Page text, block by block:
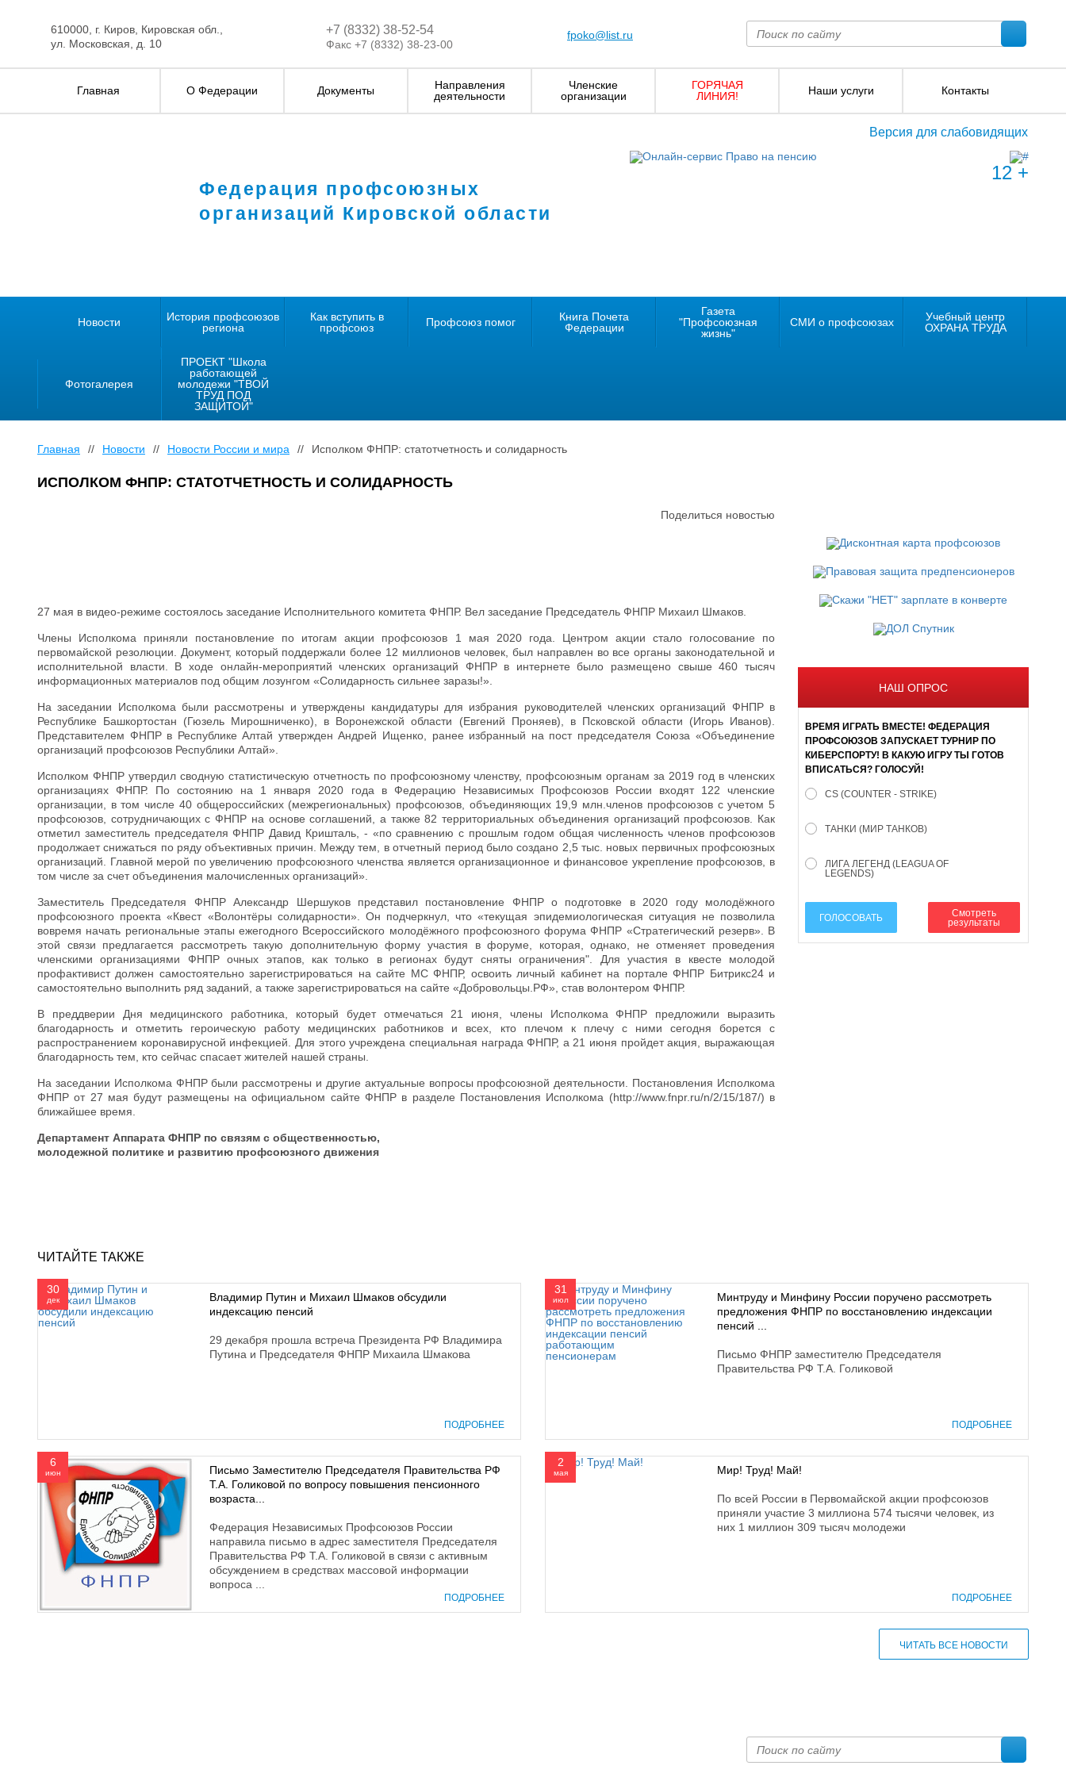
610000, г. Киров, Кировская обл.,
ул. Московская, д. 10
+7 (8332) 38-52-54
Факс +7 (8332) 38-23-00
fpoko@list.ru
Главная О Федерации Документы
Направления
деятельности
Членские
организации
ГОРЯЧАЯ
ЛИНИЯ!
Наши услуги Контакты
Версия для слабовидящих
Федерация профсоюзных
организаций Кировской области
12 +
Новости
История профсоюзов
региона
Как вступить в
профсоюз
Профсоюз помог
Книга Почета
Федерации
Газета
"Профсоюзная
жизнь"
СМИ о профсоюзах
Учебный центр
ОХРАНА ТРУДА
Фотогалерея
ПРОЕКТ "Школа
работающей
молодежи "ТВОЙ
ТРУД ПОД
ЗАЩИТОЙ"
Главная // Новости // Новости России и мира // Исполком ФНПР: статотчетность и солидарность
ИСПОЛКОМ ФНПР: СТАТОТЧЕТНОСТЬ И СОЛИДАРНОСТЬ
Поделиться новостью
27 мая в видео-режиме состоялось заседание Исполнительного комитета ФНПР. Вел заседание Председатель ФНПР Михаил Шмаков.
Члены Исполкома приняли постановление по итогам акции профсоюзов 1 мая 2020 года. Центром акции стало голосование по
первомайской резолюции. Документ, который поддержали более 12 миллионов человек, был направлен во все органы законодательной и
исполнительной власти. В ходе онлайн-мероприятий членских организаций ФНПР в интернете было размещено свыше 460 тысяч
информационных материалов под общим лозунгом «Солидарность сильнее заразы!».
На заседании Исполкома были рассмотрены и утверждены кандидатуры для избрания руководителей членских организаций ФНПР в
Республике Башкортостан (Гюзель Мирошниченко), в Воронежской области (Евгений Проняев), в Псковской области (Игорь Иванов).
Представителем ФНПР в Республике Алтай утвержден Андрей Ищенко, ранее избранный на пост председателя Союза «Объединение
организаций профсоюзов Республики Алтай».
Исполком ФНПР утвердил сводную статистическую отчетность по профсоюзному членству, профсоюзным органам за 2019 год в членских
организациях ФНПР. По состоянию на 1 января 2020 года в Федерацию Независимых Профсоюзов России входят 122 членские
организации, в том числе 40 общероссийских (межрегиональных) профсоюзов, объединяющих 19,9 млн.членов профсоюзов с учетом 5
профсоюзов, сотрудничающих с ФНПР на основе соглашений, а также 82 территориальных объединения организаций профсоюзов. Как
отметил заместитель председателя ФНПР Давид Кришталь, - «по сравнению с прошлым годом общая численность членов профсоюзов
продолжает снижаться по ряду объективных причин. Между тем, в отчетный период было создано 2,5 тыс. новых первичных профсоюзных
организаций. Главной мерой по увеличению профсоюзного членства является организационное и финансовое укрепление профсоюзов, в
том числе за счет объединения малочисленных организаций».
Заместитель Председателя ФНПР Александр Шершуков представил постановление ФНПР о подготовке в 2020 году молодёжного
профсоюзного проекта «Квест «Волонтёры солидарности». Он подчеркнул, что «текущая эпидемиологическая ситуация не позволила
вовремя начать региональные этапы ежегодного Всероссийского молодёжного профсоюзного форума ФНПР «Стратегический резерв». В
этой связи предлагается рассмотреть такую дополнительную форму участия в форуме, которая, однако, не отменяет проведения
членскими организациями ФНПР очных этапов, как только в регионах будут сняты ограничения". Для участия в квесте молодой
профактивист должен самостоятельно зарегистрироваться на сайте МС ФНПР, освоить личный кабинет на портале ФНПР Битрикс24 и
самостоятельно выполнить ряд заданий, а также зарегистрироваться на сайте «Добровольцы.РФ», став волонтером ФНПР.
В преддверии Дня медицинского работника, который будет отмечаться 21 июня, члены Исполкома ФНПР предложили выразить
благодарность и отметить героическую работу медицинских работников и всех, кто плечом к плечу с ними сегодня борется с
распространением коронавирусной инфекцией. Для этого учреждена специальная награда ФНПР, а 21 июня пройдет акция, выражающая
благодарность тем, кто сейчас спасает жителей нашей страны.
На заседании Исполкома ФНПР были рассмотрены и другие актуальные вопросы профсоюзной деятельности. Постановления Исполкома
ФНПР от 27 мая будут размещены на официальном сайте ФНПР в разделе Постановления Исполкома (http://www.fnpr.ru/n/2/15/187/) в
ближайшее время.
Департамент Аппарата ФНПР по связям с общественностью,
молодежной политике и развитию профсоюзного движения
НАШ ОПРОС
ВРЕМЯ ИГРАТЬ ВМЕСТЕ! ФЕДЕРАЦИЯ
ПРОФСОЮЗОВ ЗАПУСКАЕТ ТУРНИР ПО
КИБЕРСПОРТУ! В КАКУЮ ИГРУ ТЫ ГОТОВ
ВПИСАТЬСЯ? ГОЛОСУЙ!
CS (COUNTER - STRIKE)
ТАНКИ (МИР ТАНКОВ)
ЛИГА ЛЕГЕНД (LEAGUA OF
LEGENDS)
ГОЛОСОВАТЬ
Смотреть
результаты
ЧИТАЙТЕ ТАКЖЕ
30
дек
Владимир Путин и Михаил Шмаков обсудили
индексацию пенсий
29 декабря прошла встреча Президента РФ Владимира
Путина и Председателя ФНПР Михаила Шмакова
ПОДРОБНЕЕ
31
июл
Минтруду и Минфину России поручено рассмотреть
предложения ФНПР по восстановлению индексации
пенсий ...
Письмо ФНПР заместителю Председателя
Правительства РФ Т.А. Голиковой
ПОДРОБНЕЕ
6
июн
Письмо Заместителю Председателя Правительства РФ
Т.А. Голиковой по вопросу повышения пенсионного
возраста...
Федерация Независимых Профсоюзов России
направила письмо в адрес заместителя Председателя
Правительства РФ Т.А. Голиковой в связи с активным
обсуждением в средствах массовой информации
вопроса ...
ПОДРОБНЕЕ
2
мая Мир! Труд! Май!
По всей России в Первомайской акции профсоюзов
приняли участие 3 миллиона 574 тысячи человек, из
них 1 миллион 309 тысяч молодежи
ПОДРОБНЕЕ
ЧИТАТЬ ВСЕ НОВОСТИ